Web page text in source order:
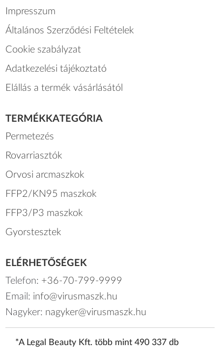
Impresszum
Általános Szerződési Feltételek
Cookie szabályzat
Adatkezelési tájékoztató
Elállás a termék vásárlásától
TERMÉKKATEGÓRIA
Permetezés
Rovarriasztók
Orvosi arcmaszkok
FFP2/KN95 maszkok
FFP3/P3 maszkok
Gyorstesztek
ELÉRHETŐSÉGEK
Telefon: +36-70-799-9999
Email: info@virusmaszk.hu
Nagyker: nagyker@virusmaszk.hu
*A Legal Beauty Kft. több mint 490 337 db